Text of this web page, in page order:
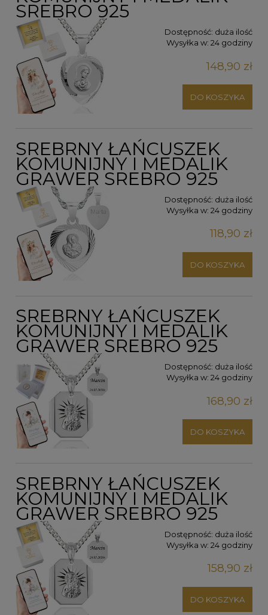
SREBRO 925
Dostępność: duża ilość
Wysyłka w: 24 godziny
148,90 zł
DO KOSZYKA
SREBRNY ŁAŃCUSZEK
KOMUNIJNY I MEDALIK
GRAWER SREBRO 925
Dostępność: duża ilość
Wysyłka w: 24 godziny
118,90 zł
DO KOSZYKA
SREBRNY ŁAŃCUSZEK
KOMUNIJNY I MEDALIK
GRAWER SREBRO 925
Dostępność: duża ilość
Wysyłka w: 24 godziny
168,90 zł
DO KOSZYKA
SREBRNY ŁAŃCUSZEK
KOMUNIJNY I MEDALIK
GRAWER SREBRO 925
Dostępność: duża ilość
Wysyłka w: 24 godziny
158,90 zł
DO KOSZYKA